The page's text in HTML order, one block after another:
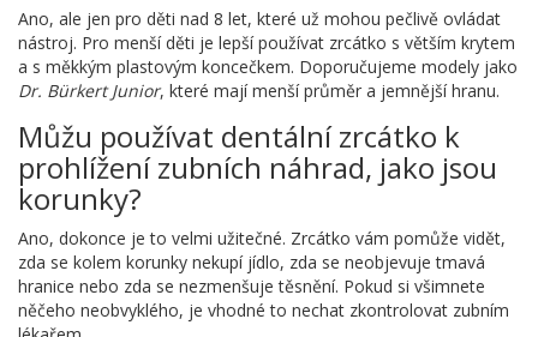
Ano, ale jen pro děti nad 8 let, které už mohou pečlivě ovládat
nástroj. Pro menší děti je lepší používat zrcátko s větším krytem
a s měkkým plastovým koncečkem. Doporučujeme modely jako
Dr. Bürkert Junior, které mají menší průměr a jemnější hranu.
Můžu používat dentální zrcátko k
prohlížení zubních náhrad, jako jsou
korunky?
Ano, dokonce je to velmi užitečné. Zrcátko vám pomůže vidět,
zda se kolem korunky nekupí jídlo, zda se neobjevuje tmavá
hranice nebo zda se nezmenšuje těsnění. Pokud si všimnete
něčeho neobvyklého, je vhodné to nechat zkontrolovat zubním